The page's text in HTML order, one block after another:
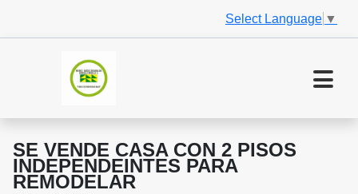
Select Language ▼
SE VENDE CASA CON 2 PISOS
INDEPENDEINTES PARA
REMODELAR